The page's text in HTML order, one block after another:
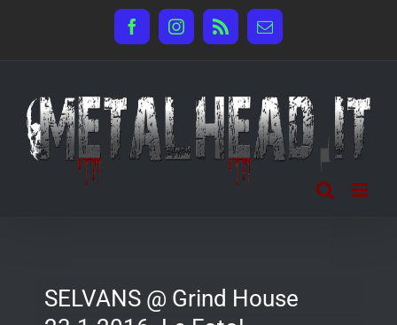
FacebookInstagram
Rss Email
SELVANS @ Grind House